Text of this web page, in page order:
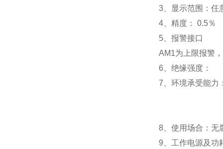
3
显示范围： 任
4 、精度： 0.5％
5
报警接口
AM1为上限报警
6
绝缘强度：
7
环境承受
8 、使用场合：
9 、工作电源及功